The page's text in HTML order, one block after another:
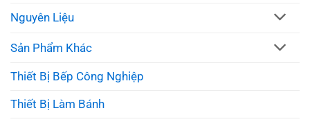
Nguyên Liệu
Sản Phẩm Khác
Thiết Bị Bếp Công Nghiệp
Thiết Bị Làm Bánh